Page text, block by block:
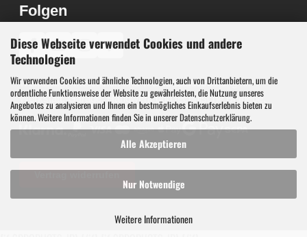
Diese Webseite verwendet Cookies und andere
Technologien
Wir verwenden Cookies und ähnliche Technologien, auch von Drittanbietern, um die
ordentliche Funktionsweise der Website zu gewährleisten, die Nutzung unseres
Angebotes zu analysieren und Ihnen ein bestmögliches Einkaufserlebnis bieten zu
können. Weitere Informationen finden Sie in unsererDatenschutzerklärung.
Alle Akzeptieren
Nur Notwendige
Weitere Informationen
Folgen
♪
Werkzeug, Maschinen und Werkstattausstattung für
Werkstatt, Garage, Handwerk und technische Betriebe.